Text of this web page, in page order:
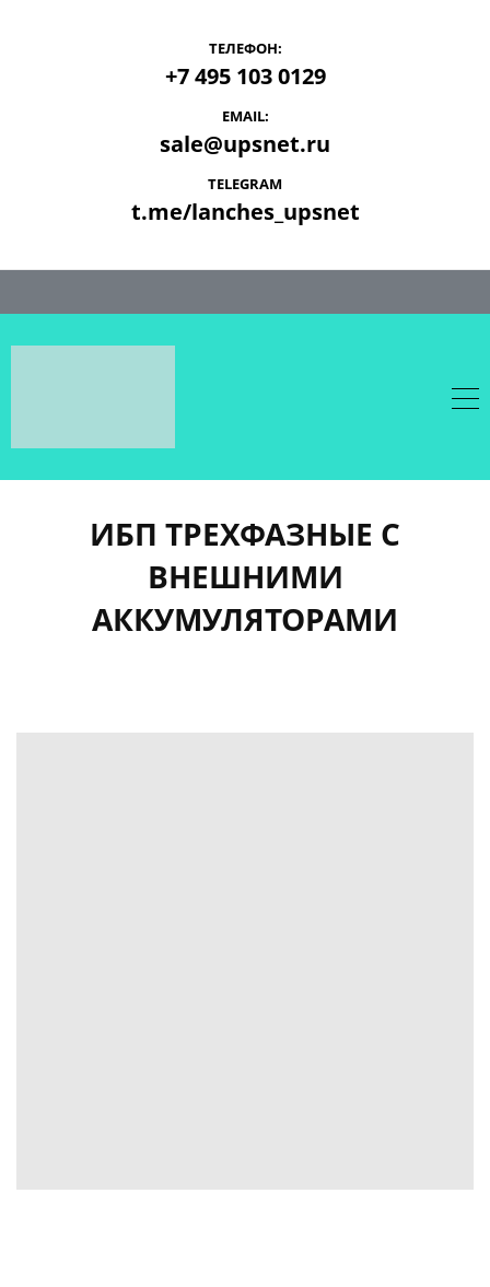
ТЕЛЕФОН:
+7 495 103 0129
EMAIL:
sale@upsnet.ru
TELEGRAM
t.me/lanches_upsnet
ИБП ТРЕХФАЗНЫЕ С
ВНЕШНИМИ
АККУМУЛЯТОРАМИ